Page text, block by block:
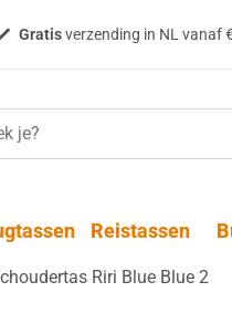
Gratisverzending in NL vanaf
Reistassen
Riri Blue Blue 2